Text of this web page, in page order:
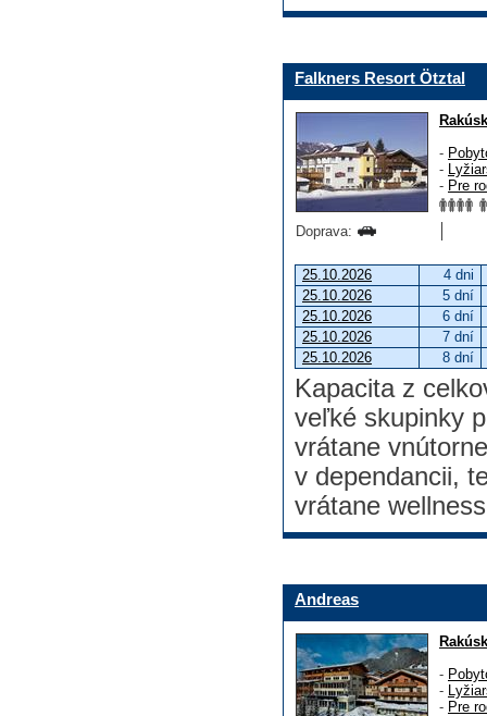
Falkners Resort Ötztal
-
-
- Pre
Doprava:
25.10.2026
4 dni
25.10.2026
5 dní
25.10.2026
6 dní
25.10.2026
7 dní
25.10.2026
8 dní
Kapacita z
veľké skupinky
vrátane
v dependancii,
vrátane
Andreas
-
-
- Pre